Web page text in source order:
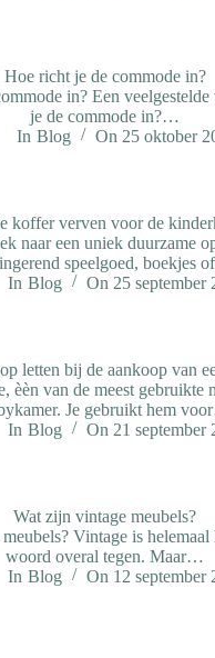
Hoe richt je de commode in?
in? Een veelgestelde
je de commode in?…
In Blog On 25 oktober
koffer verven voor de
naar een uniek duurzame
speelgoed, boekjes
In Blog On 25 september
letten bij de aankoop van
èèn van de meest gebruikte
Je gebruikt hem
In Blog On 21 september
Wat zijn vintage meubels?
Vintage is helemaal
woord overal tegen. Maar…
In Blog On 12 september